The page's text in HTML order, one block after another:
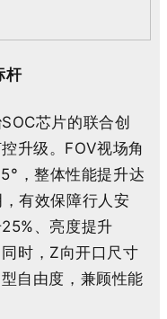
杆
芯片的联合创
升级。FOV视场角
，整体性能提升达
有效保障行人安
、亮度提升
时，Z向开口尺寸
自由度，兼顾性能